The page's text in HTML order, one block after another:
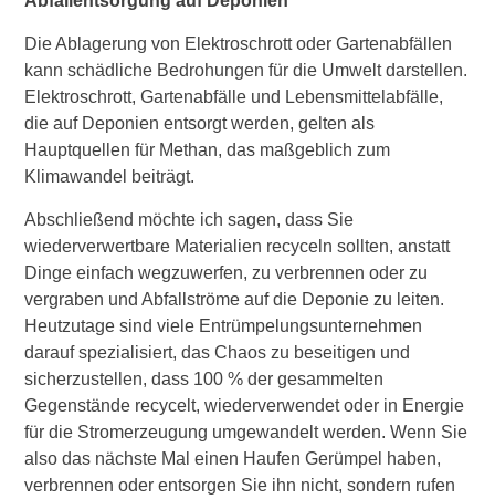
Die Ablagerung von Elektroschrott oder Gartenabfällen
kann schädliche Bedrohungen für die Umwelt darstellen.
Elektroschrott, Gartenabfälle und Lebensmittelabfälle,
die auf Deponien entsorgt werden, gelten als
Hauptquellen für Methan, das maßgeblich zum
Klimawandel beiträgt.
Abschließend möchte ich sagen, dass Sie
wiederverwertbare Materialien recyceln sollten, anstatt
Dinge einfach wegzuwerfen, zu verbrennen oder zu
vergraben und Abfallströme auf die Deponie zu leiten.
Heutzutage sind viele Entrümpelungsunternehmen
darauf spezialisiert, das Chaos zu beseitigen und
sicherzustellen, dass 100 % der gesammelten
Gegenstände recycelt, wiederverwendet oder in Energie
für die Stromerzeugung umgewandelt werden. Wenn Sie
also das nächste Mal einen Haufen Gerümpel haben,
verbrennen oder entsorgen Sie ihn nicht, sondern rufen